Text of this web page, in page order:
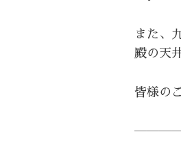
また、
殿の天
皆様の